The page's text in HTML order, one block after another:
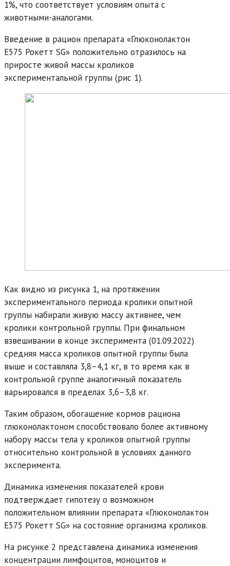
1%, что соответствует условиям опыта с
животными-аналогами.
Введение в рацион препарата «Глюконолактон
Е575 Рокетт SG» положительно отразилось на
приросте живой массы кроликов
экспериментальной группы (рис 1).
Как видно из рисунка 1, на протяжении
экспериментального периода кролики опытной
группы набирали живую массу активнее, чем
кролики контрольной группы. При финальном
взвешивании в конце эксперимента (01.09.2022)
средняя масса кроликов опытной группы была
выше и составляла 3,8–4,1 кг, в то время как в
контрольной группе аналогичный показатель
варьировался в пределах 3,6–3,8 кг.
Таким образом, обогащение кормов рациона
глюконолактоном способствовало более активному
набору массы тела у кроликов опытной группы
относительно контрольной в условиях данного
эксперимента.
Динамика изменения показателей крови
подтверждает гипотезу о возможном
положительном влиянии препарата «Глюконолактон
Е575 Рокетт SG» на состояние организма кроликов.
На рисунке 2 представлена динамика изменения
концентрации лимфоцитов, моноцитов и